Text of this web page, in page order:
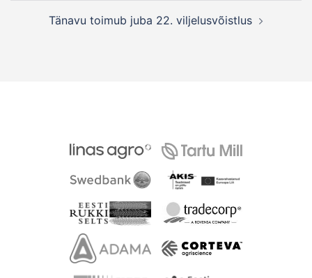
Tänavu toimub juba 22. viljelusvõistlus